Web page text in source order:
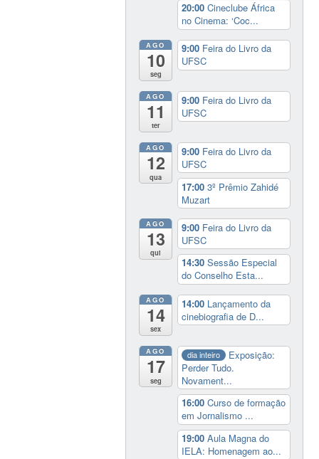
20:00Cineclube África
no Cinema: ‘Coc...
AGO
10
seg
9:00 Feira do Livro da
UFSC
AGO
11
ter
9:00 Feira do Livro da
UFSC
AGO
12
qua
9:00 Feira do Livro da
UFSC
17:003º Prêmio Zahidé
Muzart
AGO
13
qui
9:00 Feira do Livro da
UFSC
14:30Sessão Especial
do Conselho Esta...
AGO
14
sex
14:00 Lançamento da
cinebiografia de D...
AGO
17
seg
dia inteiro
Exposição:
Perder Tudo.
Novament...
16:00Curso de formação
em Jornalismo ...
19:00Aula Magna do
IELA: Homenagem ao...